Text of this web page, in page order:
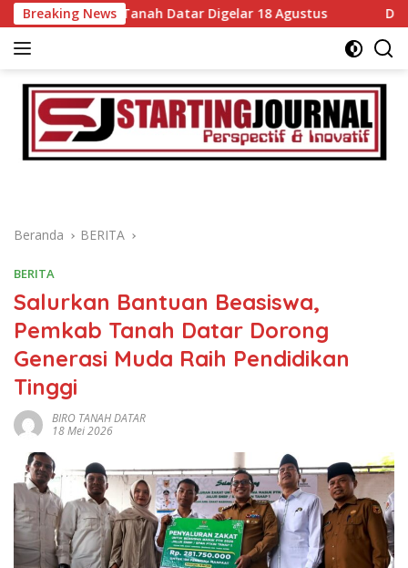
Langsung
ke
konten
Breaking News
di Tanah Datar Digelar 18 Agustus DPRD dan
Beranda BERITA
BERITA
Salurkan Bantuan Beasiswa,
Pemkab Tanah Datar Dorong
Generasi Muda Raih Pendidikan
Tinggi
BIRO TANAH DATAR
18 Mei 2026